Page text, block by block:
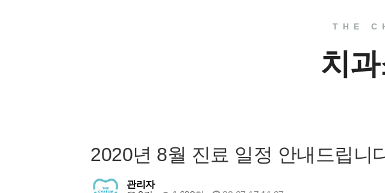
THE
치
2020년 8월 진료 일정 안내드립니
관리자